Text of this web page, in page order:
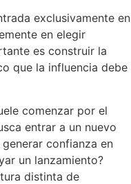
exclusivamente en
en elegir
es construir la
que la influencia debe
comenzar por el
entrar a un nuevo
confianza en
un lanzamiento?
distinta de